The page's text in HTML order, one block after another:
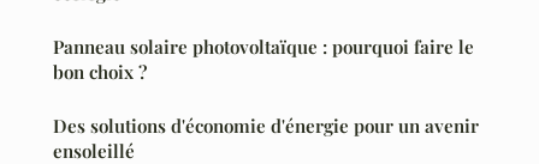
Panneau solaire photovoltaïque : pourquoi faire le
bon choix ?
Des solutions d'économie d'énergie pour un avenir
ensoleillé